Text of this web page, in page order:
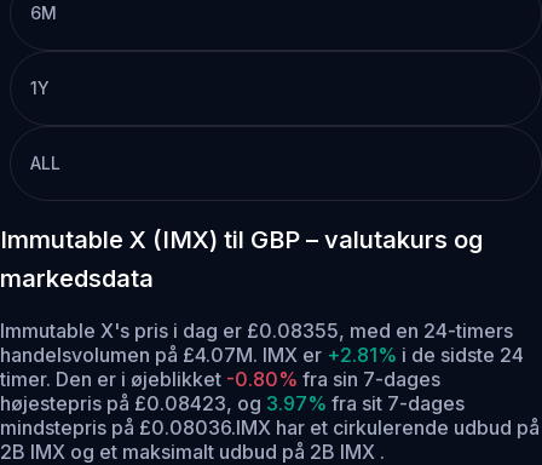
6M
1Y
ALL
Immutable X (IMX) til GBP – valutakurs og
markedsdata
Immutable X's pris i dag er £0.08355, med en 24-timers
handelsvolumen på £4.07M. IMX er +2.81% i de sidste 24
timer. Den er i øjeblikket -0.80% fra sin 7-dages
højestepris på £0.08423, og 3.97% fra sit 7-dages
mindstepris på £0.08036.IMX har et cirkulerende udbud på
2B IMX og et maksimalt udbud på 2B IMX .